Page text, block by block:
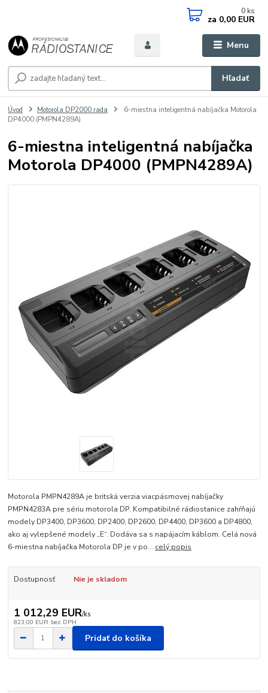
Menu
Hľadať
0 ks
za 0,00 EUR
Úvod Motorola DP2000 rada
6-miestna inteligentná nabíjačka Motorola
DP4000 (PMPN4289A)
6-miestna inteligentná nabíjačka
Motorola DP4000 (PMPN4289A)
Motorola PMPN4289A je britská verzia viacpásmovej nabíjačky
PMPN4283A pre sériu motorola DP. Kompatibilné rádiostanice zahŕňajú
modely DP3400, DP3600, DP2400, DP2600, DP4400, DP3600 a DP4800,
ako aj vylepšené modely „E“. Dodáva sa s napájacím káblom. Celá nová
6-miestna nabíjačka Motorola DP je v po... celý popis
Dostupnosť Nie je skladom
1 012,29 EUR/ks
823,00 EUR bez DPH
Pridať do košíka